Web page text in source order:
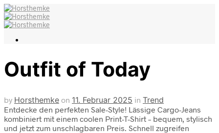
Outfit of Today
by Horsthemke on 11. Februar 2025 in Trend
Entdecke den perfekten Sale-Style! Lässige Cargo-Jeans
kombiniert mit einem coolen Print-T-Shirt – bequem, stylisch
und jetzt zum unschlagbaren Preis. Schnell zugreifen